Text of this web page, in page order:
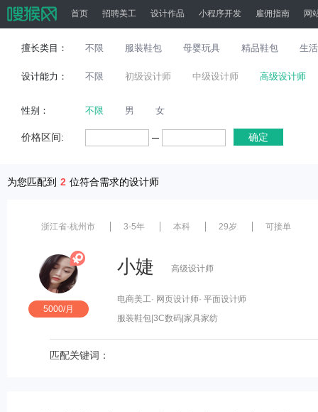
首页 招聘美工 设计作品 小程序开发 雇佣指南 网
擅长类目： 不限 服装鞋包 母婴玩具 精品鞋包 生
设计能力： 不限 初级设计师 中级设计师 高级设计师
性别： 不限 男 女
价格区间: 确定
为您匹配到 2 位符合需求的设计师
浙江省-杭州市 3-5年 本科 29岁 可接单
5000/月
小婕 高级设计师
电商美工· 网页设计师· 平面设计师
服装鞋包 |3C数码 |家具家纺
匹配关键词：